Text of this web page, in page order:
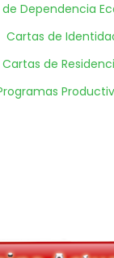
Dependencia
Cartas de
Cartas de